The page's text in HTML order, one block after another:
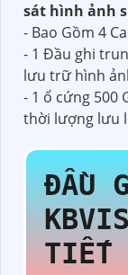
sát hình ảnh
- Bao Gồm 4
- 1 Đầu ghi
lưu trữ hình
- 1 ổ cứng 500
thời lượng lưu
ĐẦU
TIẾT